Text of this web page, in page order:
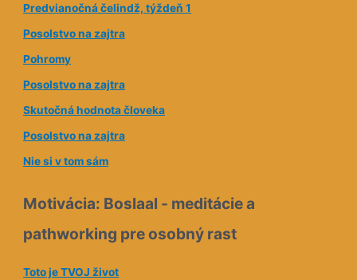
a
d
r
e
s
Predvianočná čelindž, týždeň 1
Posolstvo na zajtra
Pohromy
Posolstvo na zajtra
Skutočná hodnota človeka
Posolstvo na zajtra
Nie si v tom sám
Motivácia: Boslaal - meditácie a
pathworking pre osobný rast
Toto je TVOJ život